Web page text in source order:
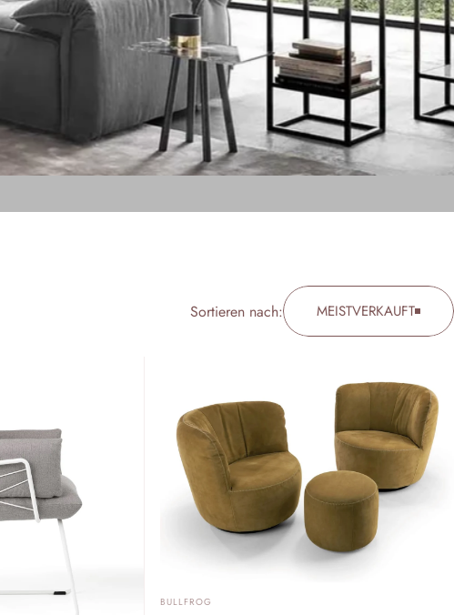
Sortieren nach: MEISTVERKAUFT
ANBIETER:
BULLFROG